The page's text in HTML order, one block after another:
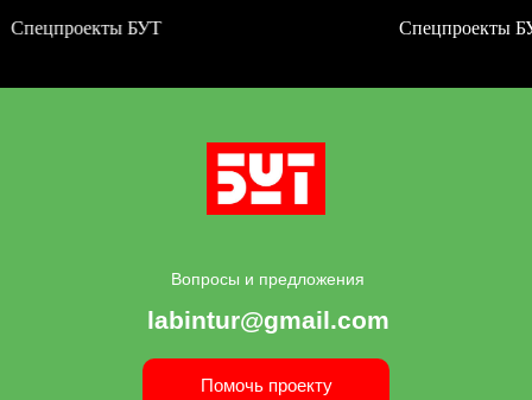
БУТ Спецпроекты БУТ
labintur@gmail.com
Вопросы и предложения
Помочь проекту